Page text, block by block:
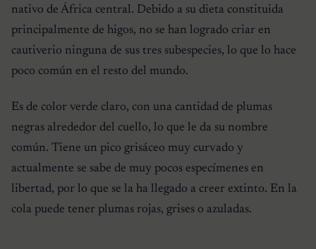
nativo de África central. Debido a su dieta constituida
principalmente de higos, no se han logrado criar en
cautiverio ninguna de sus tres subespecies, lo que lo hace
poco común en el resto del mundo.
Es de color verde claro, con una cantidad de plumas
negras alrededor del cuello, lo que le da su nombre
común. Tiene un pico grisáceo muy curvado y
actualmente se sabe de muy pocos especímenes en
libertad, por lo que se la ha llegado a creer extinto. En la
cola puede tener plumas rojas, grises o azuladas.